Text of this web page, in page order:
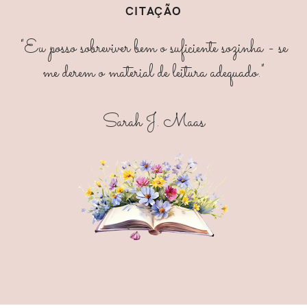
CITAÇÃO
"Eu posso sobreviver bem o suficiente sozinha - se
me derem o material de leitura adequado."
Sarah J. Maas